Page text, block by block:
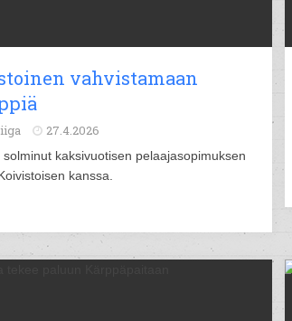
vahvistamaan
27.4.2026
kaksivuotisen pelaajasopimuksen
kanssa.